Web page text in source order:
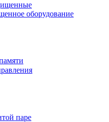
оборудование
паре